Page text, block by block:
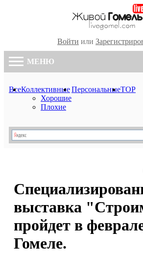
Войти или
МЕНЮ
ВсеКоллективные
Хорошие
Плохие
ПерсональныеTOP
выставка
пройдет в
Гомеле.